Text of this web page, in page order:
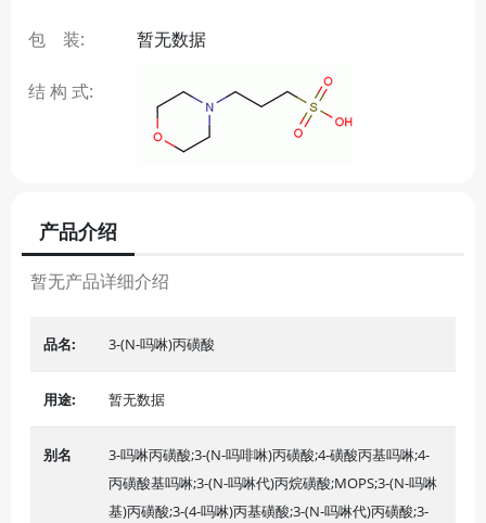
包 装: 暂无数据
结 构 式:
产品介绍
暂无产品详细介绍
品名: 3-(N-吗啉)丙磺酸
用途: 暂无数据
别名
3-吗啉丙磺酸;3-(N-吗啡啉)丙磺酸;4-磺酸丙基吗啉;4-
丙磺酸基吗啉;3-(N-吗啉代)丙烷磺酸;MOPS;3-(N-吗啉
基)丙磺酸;3-(4-吗啉)丙基磺酸;3-(N-吗啉代)丙磺酸;3-